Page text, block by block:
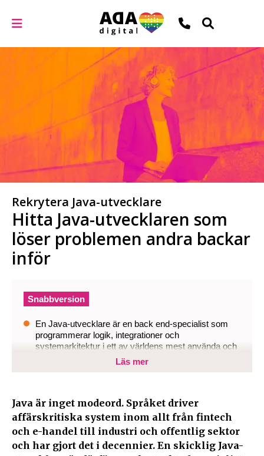
Rekrytera Java-utvecklare
Hitta Java-utvecklaren som
löser problemen andra backar
inför
Snabbversion
En Java-utvecklare är en back end-specialist som
programmerar logik, integrationer och
systemarkitektur i ett av världens mest använda och
stabila programmeringsspråk.
Kombinationen av bredd och djup gör Java-
utvecklare både eftertraktade och svåra att rekrytera.
Ada Digital utmanar kravprofilen, söker i öppna
kanaler och presenterar kvalificerade kandidater
inom 48 h.
Läs mer
Java är inget modeord. Språket driver
affärskritiska system inom allt från fintech
och e-handel till industri och offentlig sektor
och har gjort det i decennier. En skicklig Java-